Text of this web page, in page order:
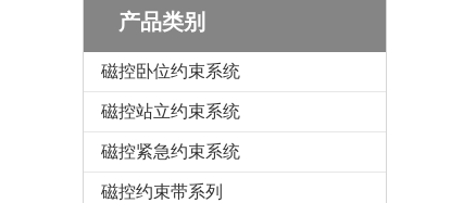
产品类别
磁控卧位约束系统
磁控站立约束系统
磁控紧急约束系统
磁控约束带系列